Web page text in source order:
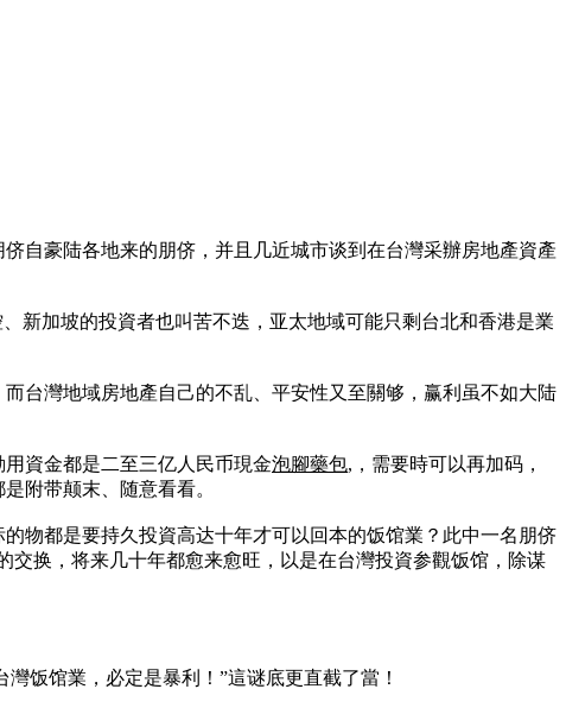
自豪陆各地来的朋侪，并且几近城市谈到在台灣采辦房地產資產
新加坡的投資者也叫苦不迭，亚太地域可能只剩台北和香港是業
台灣地域房地產自己的不乱、平安性又至關够，赢利虽不如大陆
資金都是二至三亿人民币現金泡腳藥包,，需要時可以再加码，
附带颠末、随意看看。
物都是要持久投資高达十年才可以回本的饭馆業？此中一名朋侪
换，将来几十年都愈来愈旺，以是在台灣投資参觀饭馆，除谋
饭馆業，必定是暴利！”這谜底更直截了當！